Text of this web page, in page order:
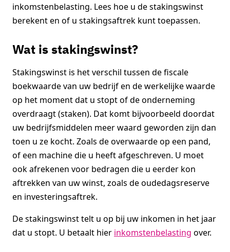
inkomstenbelasting. Lees hoe u de stakingswinst
berekent en of u stakingsaftrek kunt toepassen.
Wat is stakingswinst?
Stakingswinst is het verschil tussen de fiscale
boekwaarde van uw bedrijf en de werkelijke waarde
op het moment dat u stopt of de onderneming
overdraagt (staken). Dat komt bijvoorbeeld doordat
uw bedrijfsmiddelen meer waard geworden zijn dan
toen u ze kocht. Zoals de overwaarde op een pand,
of een machine die u heeft afgeschreven. U moet
ook afrekenen voor bedragen die u eerder kon
aftrekken van uw winst, zoals de oudedagsreserve
en investeringsaftrek.
De stakingswinst telt u op bij uw inkomen in het jaar
dat u stopt. U betaalt hier inkomstenbelasting over.